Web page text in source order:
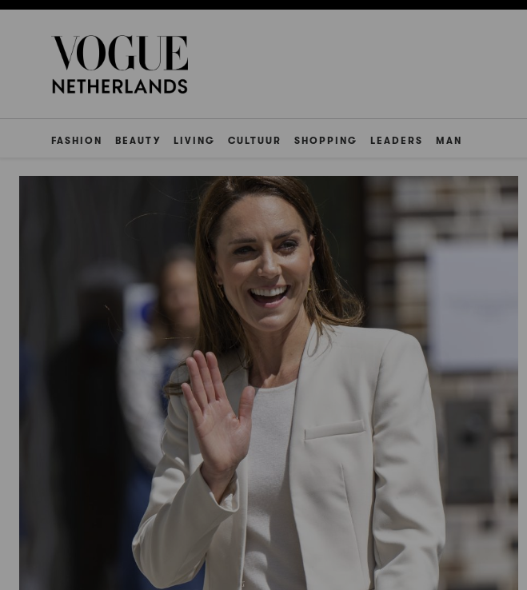
FASHION BEAUTY LIVING CULTUUR SHOPPING LEADERS MAN